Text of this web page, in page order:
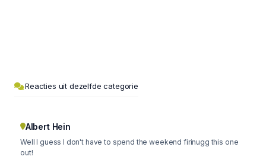
Reacties uit dezelfde categorie
Albert Hein
Well I guess I don't have to spend the weekend firinugg this one
out!